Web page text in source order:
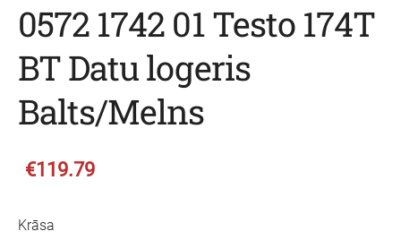
0572 1742 01 Testo 174T
BT Datu logeris
Balts/Melns
€119.79
Krāsa